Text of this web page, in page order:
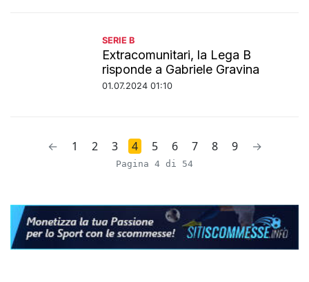
SERIE B
Extracomunitari, la Lega B
risponde a Gabriele Gravina
01.07.2024 01:10
← 1 2 3 4 5 6 7 8 9 →
Pagina 4 di 54